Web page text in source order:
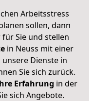
Arbeitsstress
sollen, dann
Sie und stellen
in Neuss mit einer
unsere Dienste in
Sie sich zurück.
Erfahrung in der
sich Angebote.